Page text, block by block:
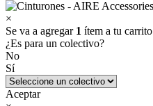
×
Se va a agregar 1 ítem a tu carrito
¿Es para un colectivo?
No
Sí
Aceptar